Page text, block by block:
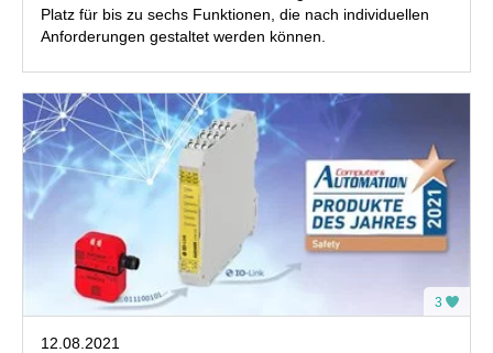
Platz für bis zu sechs Funktionen, die nach individuellen
Anforderungen gestaltet werden können.
3
12.08.2021